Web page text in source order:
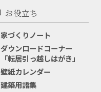
お役立ち
家づくりノート
ダウンロードコーナー
「転居引っ越しはがき」
壁紙カレンダー
建築用語集